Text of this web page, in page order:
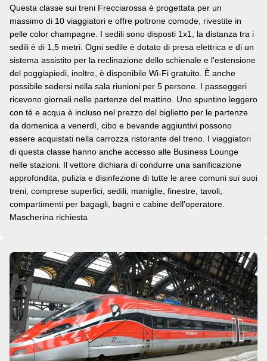
Questa classe sui treni Frecciarossa è progettata per un
massimo di 10 viaggiatori e offre poltrone comode, rivestite in
pelle color champagne. I sedili sono disposti 1x1, la distanza tra i
sedili è di 1,5 metri. Ogni sedile è dotato di presa elettrica e di un
sistema assistito per la reclinazione dello schienale e l'estensione
del poggiapiedi, inoltre, è disponibile Wi-Fi gratuito. È anche
possibile sedersi nella sala riunioni per 5 persone. I passeggeri
ricevono giornali nelle partenze del mattino. Uno spuntino leggero
con tè e acqua è incluso nel prezzo del biglietto per le partenze
da domenica a venerdì, cibo e bevande aggiuntivi possono
essere acquistati nella carrozza ristorante del treno. I viaggiatori
di questa classe hanno anche accesso alle Business Lounge
nelle stazioni. Il vettore dichiara di condurre una sanificazione
approfondita, pulizia e disinfezione di tutte le aree comuni sui suoi
treni, comprese superfici, sedili, maniglie, finestre, tavoli,
compartimenti per bagagli, bagni e cabine dell'operatore.
Mascherina richiesta